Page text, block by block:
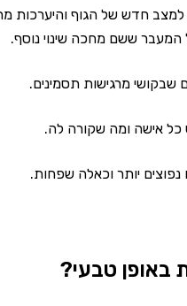
חדש של הגוף והיערכות
המעבר ששם מחכה שינוי נוסף.
שבקושי מרגישות תסמינים.
כל אישה ומה שקורה לה.
נפוצים יותר וכאלה שפחות.
באופן טבעי?